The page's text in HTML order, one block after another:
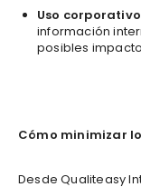
Uso
información
posibles
Cómo minimizar
Desde Qualiteasy